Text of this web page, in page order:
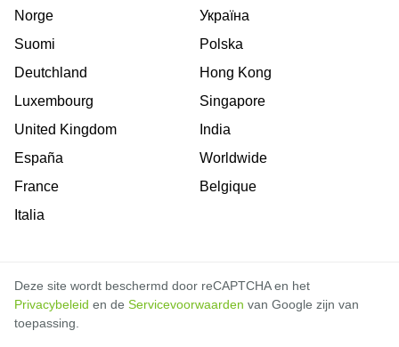
Norge
Suomi
Deutchland
Luxembourg
United Kingdom
España
France
Italia
Україна
Polska
Hong Kong
Singapore
India
Worldwide
Belgique
Deze site wordt beschermd door reCAPTCHA en het
Privacybeleid en de Servicevoorwaarden van Google zijn van
toepassing.